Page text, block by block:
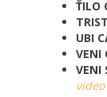
ŤILO
UBI
VENI
VENI
video